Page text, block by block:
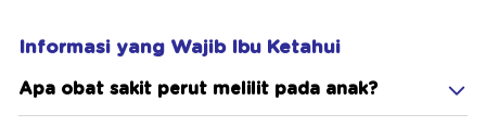
Informasi yang Wajib Ibu Ketahui
Apa obat sakit perut melilit pada anak?